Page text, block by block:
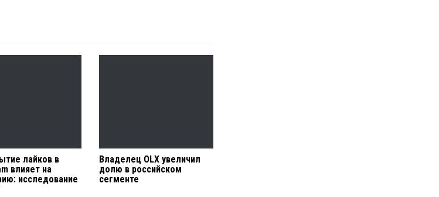
лайков в
влияет на
исследование
Владелец OLX увеличил
долю в российском
сегменте